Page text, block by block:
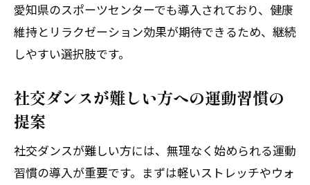
愛知県のスポーツセンターでも導入されており、健康
維持とリラクゼーション効果が期待できるため、継続
しやすい選択肢です。
社交ダンスが難しい方への運動習慣の
提案
社交ダンスが難しい方には、無理なく始められる運動
習慣の導入が重要です。まずは軽いストレッチやウォ